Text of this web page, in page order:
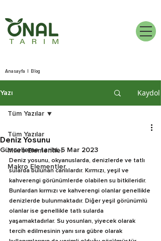
Anasayfa Blog
Yazı Kaydol
Tüm Yazılar
Mikro Elementler
Makro Elementler
Tüm Yazılar
Deniz Yosunu
Güncelleme tarihi:5 Mar 2023
Deniz yosunu, okyanuslarda, denizlerde ve tatlı
sularda bulunan canlılardır. Kırmızı, yeşil ve
kahverengi görünümlerde olabilen su bitkileridir.
Bunlardan kırmızı ve kahverengi olanlar genellikle
denizlerde bulunmaktadır. Diğer yeşil görünümlü
olanlar ise genellikle tatlı sularda
yaşamaktadırlar. Su yosunları, yiyecek olarak
tercih edilmesinin yanı sıra gübre olarak